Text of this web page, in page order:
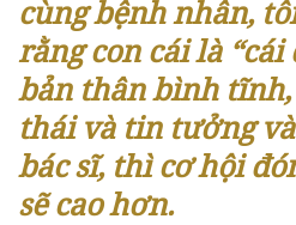
cùng bệnh nhân,
rằng con cái là
bản thân bình
thái và tin tưởng
bác sĩ, thì cơ hội
sẽ cao hơn.